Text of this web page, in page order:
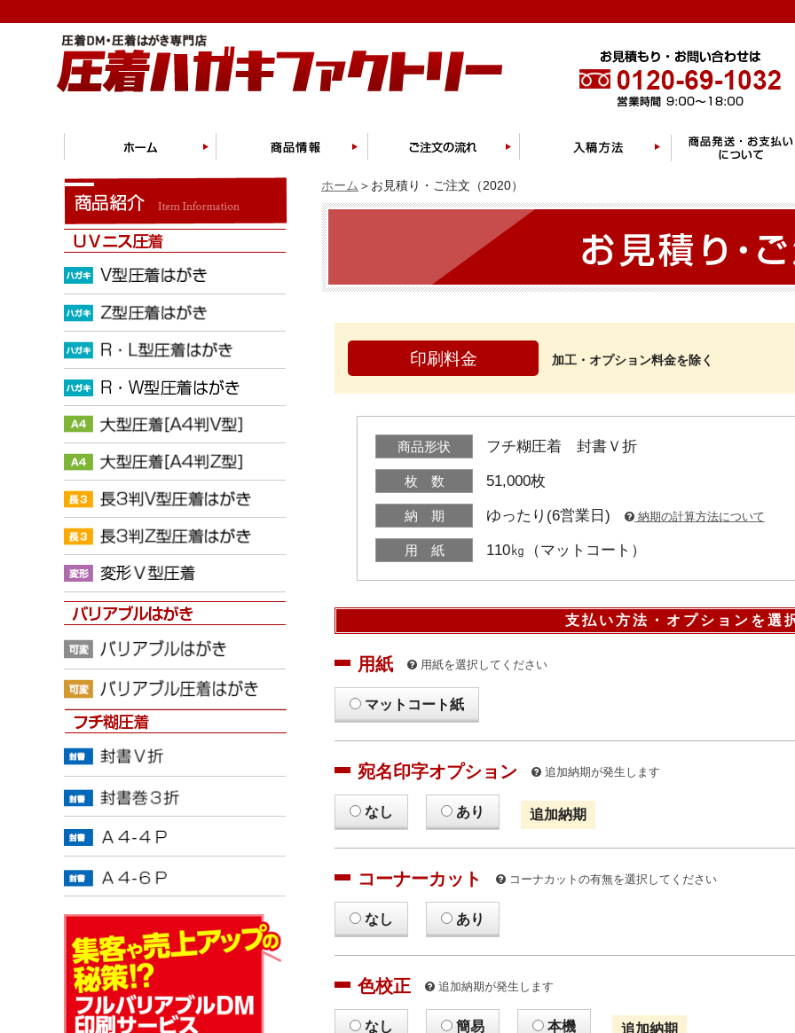
ホーム ＞お見積り・ご注文（2020）
印刷料金 加工・オプション料金を除く
商品形状 フチ糊圧着 封書Ｖ折
枚 数 51,000枚
納 期 ゆったり(6営業日) 納期の計算方法について
用 紙 110㎏（マットコート）
支払い方法・オプションを選
用紙 用紙を選択してください
マットコート紙
宛名印字オプション 追加納期が発生します
なし あり 追加納期
コーナーカット コーナカットの有無を選択してください
なし あり
色校正 追加納期が発生します
なし 簡易 本機 追加納期